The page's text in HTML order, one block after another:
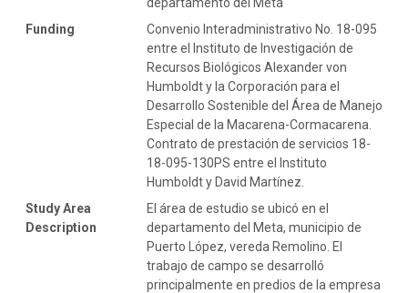
Funding
Convenio Interadministrativo No. 18-095
entre el Instituto de Investigación de
Recursos Biológicos Alexander von
Humboldt y la Corporación para el
Desarrollo Sostenible del Área de Manejo
Especial de la Macarena-Cormacarena.
Contrato de prestación de servicios 18-
18-095-130PS entre el Instituto
Humboldt y David Martínez.
Study Area
Description
El área de estudio se ubicó en el
departamento del Meta, municipio de
Puerto López, vereda Remolino. El
trabajo de campo se desarrolló
principalmente en predios de la empresa